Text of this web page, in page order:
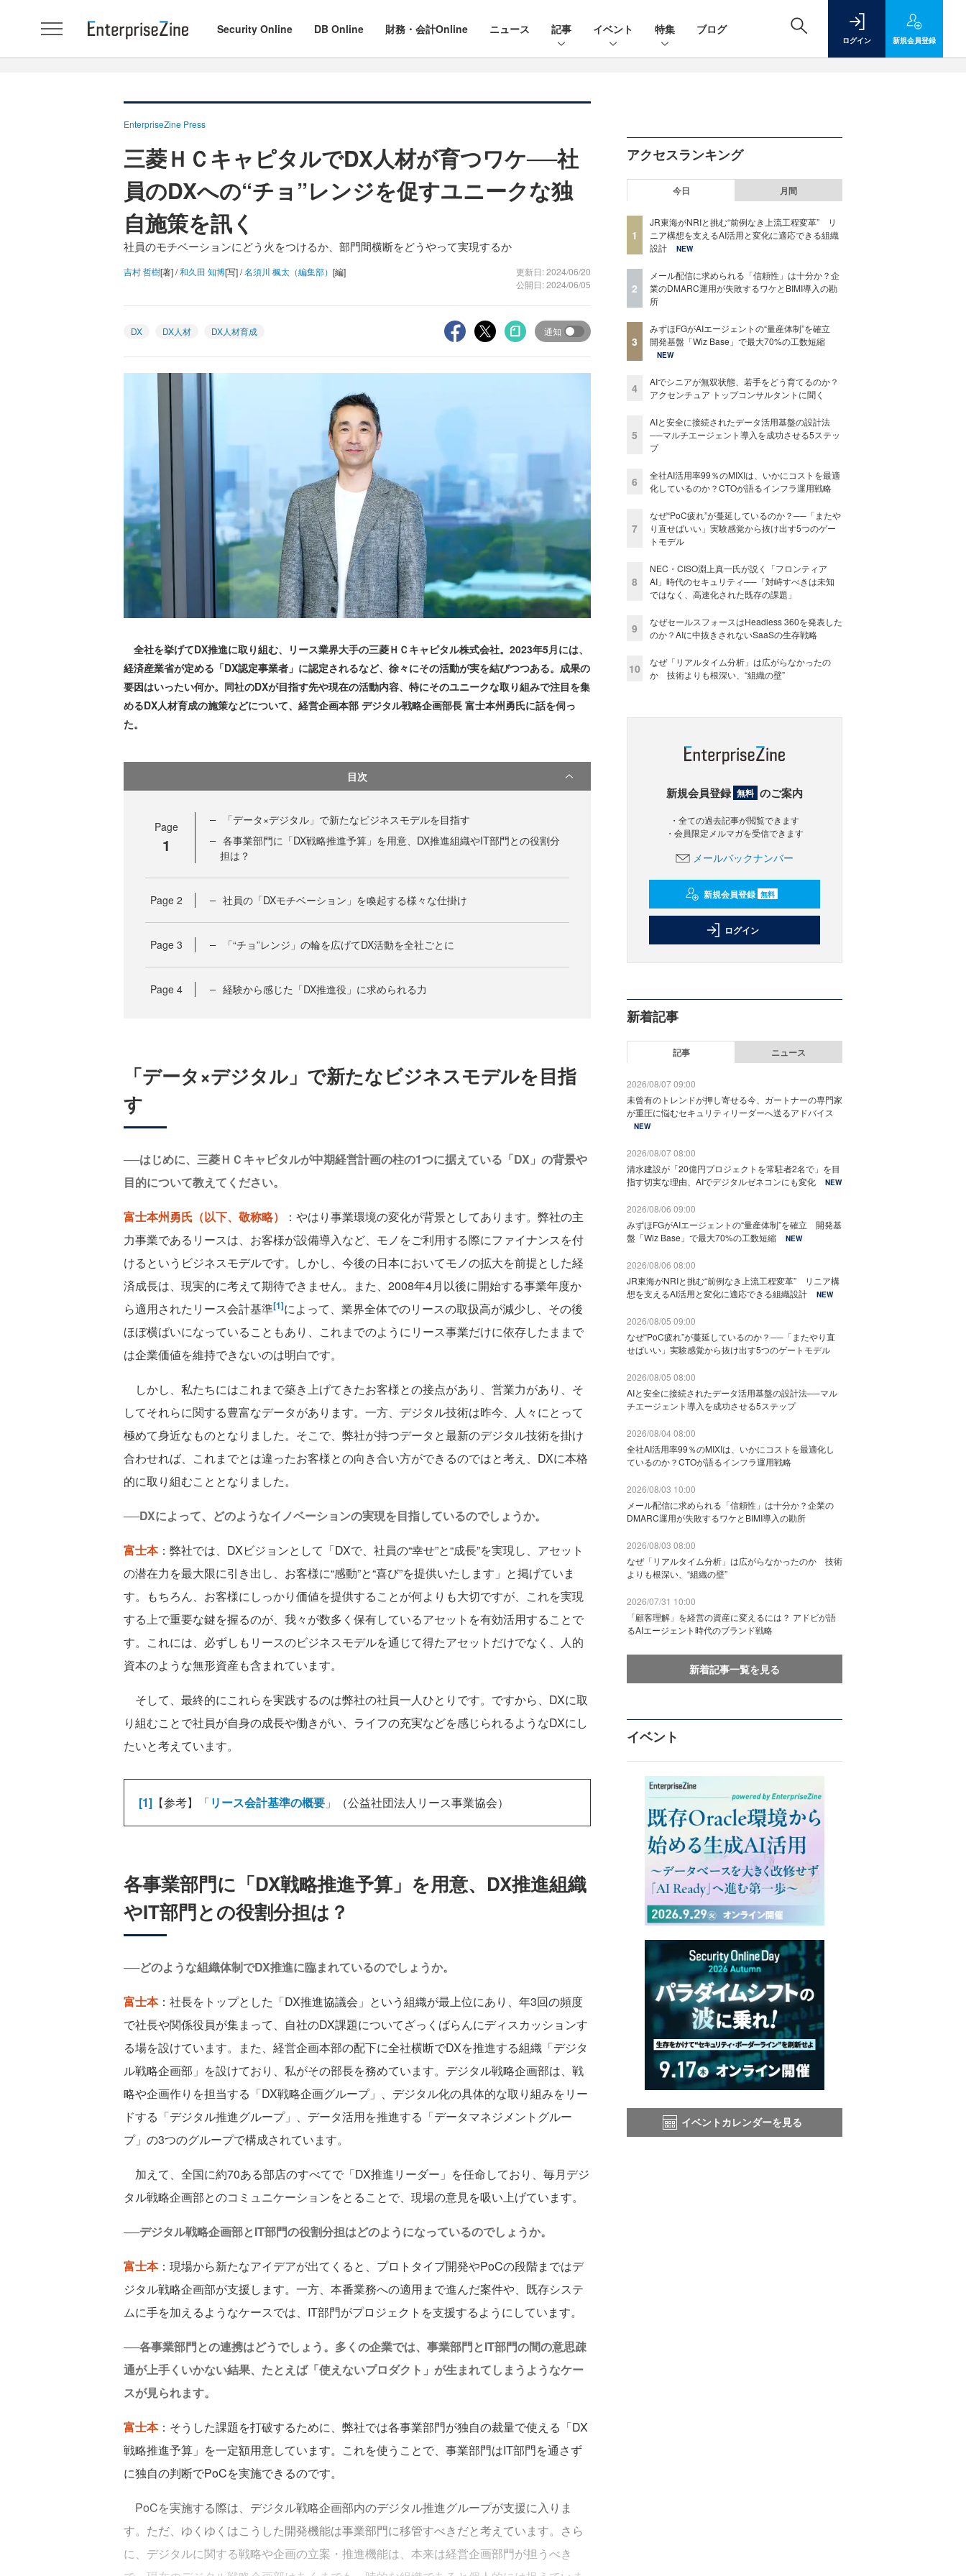
Security Online DB Online 財務・会計Online ニュース 記事 イベント 特集 ブログ
ログイン 新規会員登録
EnterpriseZine Press
三菱ＨＣキャピタルでDX人材が育つワケ──社
員のDXへの“チョ”レンジを促すユニークな独
自施策を訊く
社員のモチベーションにどう火をつけるか、部門間横断をどうやって実現するか
吉村 哲樹[著] /和久田 知博[写] /名須川 楓太（編集部） [編]
更新日: 2024/06/20
公開日: 2024/06/05
DX DX人材 DX人材育成 通知
全社を挙げてDX推進に取り組む、リース業界大手の三菱ＨＣキャピタル株式会社。2023年5月には、
経済産業省が定める「DX認定事業者」に認定されるなど、徐々にその活動が実を結びつつある。成果の
要因はいったい何か。同社のDXが目指す先や現在の活動内容、特にそのユニークな取り組みで注目を集
めるDX人材育成の施策などについて、経営企画本部 デジタル戦略企画部長 富士本州勇氏に話を伺っ
た。
目次
Page
1
「データ×デジタル」で新たなビジネスモデルを目指す
各事業部門に「DX戦略推進予算」を用意、DX推進組織やIT部門との役割分
担は？
Page 2 社員の「DXモチベーション」を喚起する様々な仕掛け
Page 3 「“チョ”レンジ」の輪を広げてDX活動を全社ごとに
Page 4 経験から感じた「DX推進役」に求められる力
「データ×デジタル」で新たなビジネスモデルを目指
す
──はじめに、三菱ＨＣキャピタルが中期経営計画の柱の1つに据えている「DX」の背景や
目的について教えてください。
富士本州勇氏（以下、敬称略）
：やはり事業環境の変化が背景としてあります。弊社の主
力事業であるリースは、お客様が設備導入など、モノをご利用する際にファイナンスを付
けるというビジネスモデルです。しかし、今後の日本においてモノの拡大を前提とした経
済成長は、現実的に考えて期待できません。また、2008年4月以後に開始する事業年度か
ら適用されたリース会計基準[1]によって、業界全体でのリースの取扱高が減少し、その後
ほぼ横ばいになっていることもあり、これまでのようにリース事業だけに依存したままで
は企業価値を維持できないのは明白です。
しかし、私たちにはこれまで築き上げてきたお客様との接点があり、営業力があり、そ
してそれらに関する豊富なデータがあります。一方、デジタル技術は昨今、人々にとって
極めて身近なものとなりました。そこで、弊社が持つデータと最新のデジタル技術を掛け
合わせれば、これまでとは違ったお客様との向き合い方ができるのではと考え、DXに本格
的に取り組むこととなりました。
──DXによって、どのようなイノベーションの実現を目指しているのでしょうか。
富士本：弊社では、DXビジョンとして「DXで、社員の“幸せ”と“成長”を実現し、アセット
の潜在力を最大限に引き出し、お客様に“感動”と“喜び”を提供いたします」と掲げていま
す。もちろん、お客様にしっかり価値を提供することが何よりも大切ですが、これを実現
する上で重要な鍵を握るのが、我々が数多く保有しているアセットを有効活用することで
す。これには、必ずしもリースのビジネスモデルを通じて得たアセットだけでなく、人的
資本のような無形資産も含まれています。
そして、最終的にこれらを実践するのは弊社の社員一人ひとりです。ですから、DXに取
り組むことで社員が自身の成長や働きがい、ライフの充実などを感じられるようなDXにし
たいと考えています。
[1] 【参考】「リース会計基準の概要 」（公益社団法人リース事業協会）
各事業部門に「DX戦略推進予算」を用意、DX推進組織
やIT部門との役割分担は？
──どのような組織体制でDX推進に臨まれているのでしょうか。
富士本：社長をトップとした「DX推進協議会」という組織が最上位にあり、年3回の頻度
で社長や関係役員が集まって、自社のDX課題についてざっくばらんにディスカッションす
る場を設けています。また、経営企画本部の配下に全社横断でDXを推進する組織「デジタ
ル戦略企画部」を設けており、私がその部長を務めています。デジタル戦略企画部は、戦
略や企画作りを担当する「DX戦略企画グループ」、デジタル化の具体的な取り組みをリー
ドする「デジタル推進グループ」、データ活用を推進する「データマネジメントグルー
プ」の3つのグループで構成されています。
加えて、全国に約70ある部店のすべてで「DX推進リーダー」を任命しており、毎月デジ
タル戦略企画部とのコミュニケーションをとることで、現場の意見を吸い上げています。
──デジタル戦略企画部とIT部門の役割分担はどのようになっているのでしょうか。
富士本：現場から新たなアイデアが出てくると、プロトタイプ開発やPoCの段階まではデ
ジタル戦略企画部が支援します。一方、本番業務への適用まで進んだ案件や、既存システ
ムに手を加えるようなケースでは、IT部門がプロジェクトを支援するようにしています。
──各事業部門との連携はどうでしょう。多くの企業では、事業部門とIT部門の間の意思疎
通が上手くいかない結果、たとえば「使えないプロダクト」が生まれてしまうようなケー
スが見られます。
富士本：そうした課題を打破するために、弊社では各事業部門が独自の裁量で使える「DX
戦略推進予算」を一定額用意しています。これを使うことで、事業部門はIT部門を通さず
に独自の判断でPoCを実施できるのです。
PoCを実施する際は、デジタル戦略企画部内のデジタル推進グループが支援に入りま
す。ただ、ゆくゆくはこうした開発機能は事業部門に移管すべきだと考えています。さら
に、デジタルに関する戦略や企画の立案・推進機能は、本来は経営企画部門が担うべき
アクセスランキング
今日 月間
1
JR東海がNRIと挑む“前例なき上流工程変革” リ
ニア構想を支えるAI活用と変化に適応できる組織
設計
NEW
2
メール配信に求められる「信頼性」は十分か？企
業のDMARC運用が失敗するワケとBIMI導入の勘
所
3
みずほFGがAIエージェントの“量産体制”を確立
開発基盤「Wiz Base」で最大70%の工数短縮
NEW
4
AIでシニアが無双状態、若手をどう育てるのか？
アクセンチュア トップコンサルタントに聞く
5
AIと安全に接続されたデータ活用基盤の設計法
──マルチエージェント導入を成功させる5ステッ
プ
6
全社AI活用率99％のMIXIは、いかにコストを最適
化しているのか？CTOが語るインフラ運用戦略
7
なぜ“PoC疲れ”が蔓延しているのか？──「またや
り直せばいい」実験感覚から抜け出す5つのゲー
トモデル
8
NEC・CISO淵上真一氏が説く「フロンティア
AI」時代のセキュリティ──「対峙すべきは未知
ではなく、高速化された既存の課題」
9
なぜセールスフォースはHeadless 360を発表した
のか？AIに中抜きされないSaaSの生存戦略
10
なぜ「リアルタイム分析」は広がらなかったの
か 技術よりも根深い、“組織の壁”
新規会員登録 無料 のご案内
・全ての過去記事が閲覧できます
・会員限定メルマガを受信できます
メールバックナンバー
新規会員登録 無料
ログイン
新着記事
記事 ニュース
2026/08/07 09:00
未曾有のトレンドが押し寄せる今、ガートナーの専門家
が重圧に悩むセキュリティリーダーへ送るアドバイス
NEW
2026/08/07 08:00
清水建設が「20億円プロジェクトを常駐者2名で」を目
指す切実な理由、AIでデジタルゼネコンにも変化
NEW
2026/08/06 09:00
みずほFGがAIエージェントの“量産体制”を確立 開発基
盤「Wiz Base」で最大70%の工数短縮
NEW
2026/08/06 08:00
JR東海がNRIと挑む“前例なき上流工程変革” リニア構
想を支えるAI活用と変化に適応できる組織設計
NEW
2026/08/05 09:00
なぜ“PoC疲れ”が蔓延しているのか？──「またやり直
せばいい」実験感覚から抜け出す5つのゲートモデル
2026/08/05 08:00
AIと安全に接続されたデータ活用基盤の設計法──マル
チエージェント導入を成功させる5ステップ
2026/08/04 08:00
全社AI活用率99％のMIXIは、いかにコストを最適化し
ているのか？CTOが語るインフラ運用戦略
2026/08/03 10:00
メール配信に求められる「信頼性」は十分か？企業の
DMARC運用が失敗するワケとBIMI導入の勘所
2026/08/03 08:00
なぜ「リアルタイム分析」は広がらなかったのか 技術
よりも根深い、“組織の壁”
2026/07/31 10:00
「顧客理解」を経営の資産に変えるには？ アドビが語
るAIエージェント時代のブランド戦略
新着記事一覧を見る
イベント
イベントカレンダーを見る